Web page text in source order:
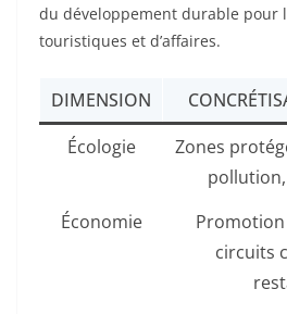
du développement durable pour
touristiques et d’affaires.
DIMENSION
Écologie
Zones
Économie
Promotion
circuits